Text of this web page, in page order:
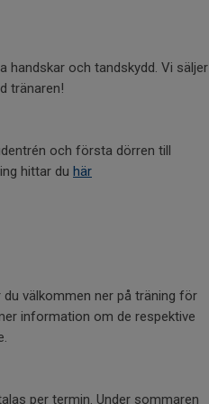
handskar och tandskydd. Vi säljer
tränaren!
och första dörren till
hittar du här
välkommen ner på träning för
information om de respektive
per termin. Under sommaren